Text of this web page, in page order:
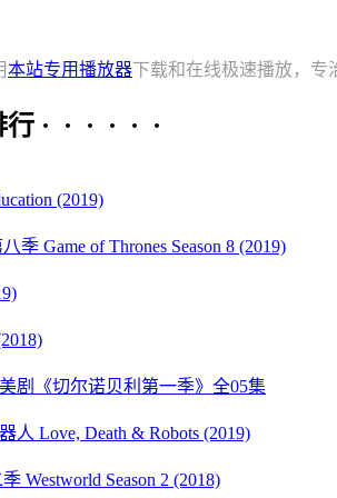
本站专用播放器下载和在线极速播放，专
· · · · · ·
(2019)
季 Game of Thrones Season 8 (2019)
剧《切尔诺贝利第一季》全05集
人 Love, Death & Robots (2019)
Westworld Season 2 (2018)